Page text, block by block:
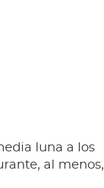
luna a los
al menos,